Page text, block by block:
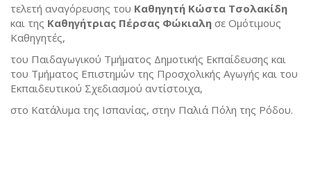
τελετή αναγόρευσης του Καθηγητή Κώστα Τσολακίδη
και της Καθηγήτριας Πέρσας Φώκιαλη σε Ομότιμους
Καθηγητές,
του Παιδαγωγικού Τμήματος Δημοτικής Εκπαίδευσης και
του Τμήματος Επιστημών της Προσχολικής Αγωγής και του
Εκπαιδευτικού Σχεδιασμού αντίστοιχα,
στο Κατάλυμα της Ισπανίας, στην Παλιά Πόλη της Ρόδου.